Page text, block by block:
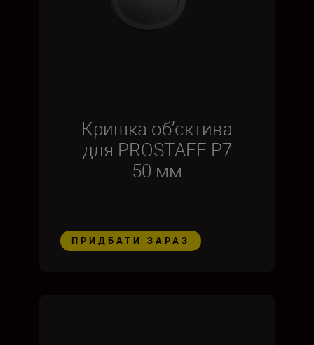
Кришка об’єктива
для PROSTAFF P7
50 мм
ПРИДБАТИ ЗАРАЗ